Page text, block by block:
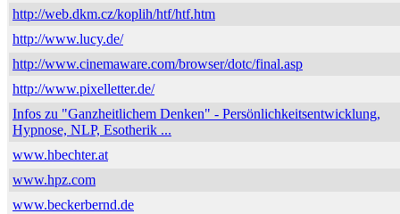
http://web.dkm.cz/koplih/htf/htf.htm
http://www.lucy.de/
http://www.cinemaware.com/browser/dotc/final.asp
http://www.pixelletter.de/
Infos zu "Ganzheitlichem Denken" - Persönlichkeitsentwicklung,
Hypnose, NLP, Esotherik ...
www.hbechter.at
www.hpz.com
www.beckerbernd.de